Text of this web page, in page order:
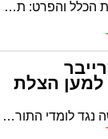
מסע התפילות לישועת הכלל והפרט: תפילות בליזענסק וברימינוב במעמד הרב מאיר שלום ועקנין רב קהילת "לב יצחק"
הצלת
בעקבות הגזירה הקשה נגד לומדי התורה: כנס חירום היסטורי התקיים בערב שבת במעמד מרנן ורבנן חכמי וגדולי הדור וראשי הישיבות שליט"א, לאסיפה לנוכח הניסיון להצר את רגלי עולם התורה